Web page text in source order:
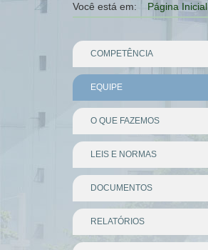
Você está em: Página Inicial
COMPETÊNCIA
EQUIPE
O QUE FAZEMOS
LEIS E NORMAS
DOCUMENTOS
RELATÓRIOS